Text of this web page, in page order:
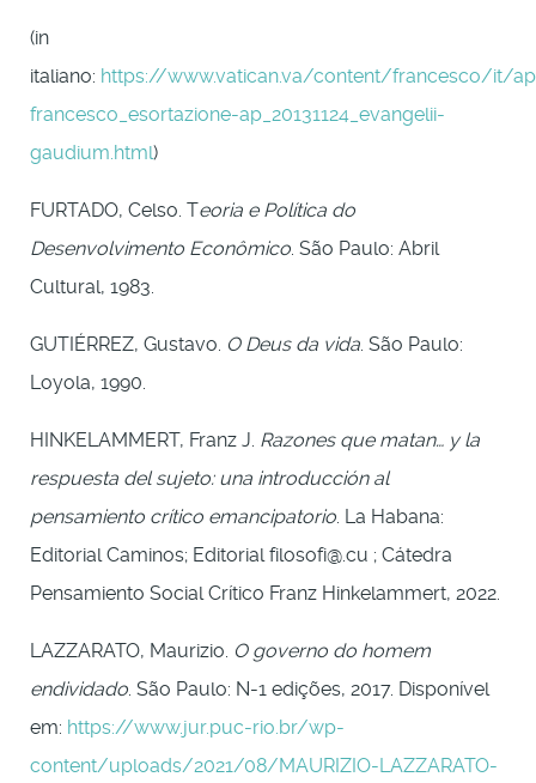
(in
italiano: https://www.vatican.va/content/francesco/it/
francesco_esortazione-ap_20131124_evangelii-
gaudium.html)
FURTADO, Celso. Teoria e Política do
Desenvolvimento Econômico. São Paulo: Abril
Cultural, 1983.
GUTIÉRREZ, Gustavo. O Deus da vida. São Paulo:
Loyola, 1990.
HINKELAMMERT, Franz J. Razones que matan… y la
respuesta del sujeto: una introducción al
pensamiento crítico emancipatorio. La Habana:
Editorial Caminos; Editorial filosofi@.cu ; Cátedra
Pensamiento Social Crítico Franz Hinkelammert, 2022.
LAZZARATO, Maurizio. O governo do homem
endividado. São Paulo: N-1 edições, 2017. Disponível
em: https://www.jur.puc-rio.br/wp-
content/uploads/2021/08/MAURIZIO-LAZZARATO-